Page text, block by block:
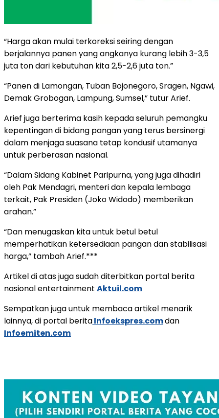
“Harga akan mulai terkoreksi seiring dengan
berjalannya panen yang angkanya kurang lebih 3-3,5
juta ton dari kebutuhan kita 2,5-2,6 juta ton.”
“Panen di Lamongan, Tuban Bojonegoro, Sragen, Ngawi,
Demak Grobogan, Lampung, Sumsel,” tutur Arief.
Arief juga berterima kasih kepada seluruh pemangku
kepentingan di bidang pangan yang terus bersinergi
dalam menjaga suasana tetap kondusif utamanya
untuk perberasan nasional.
“Dalam Sidang Kabinet Paripurna, yang juga dihadiri
oleh Pak Mendagri, menteri dan kepala lembaga
terkait, Pak Presiden (Joko Widodo) memberikan
arahan.”
“Dan menugaskan kita untuk betul betul
memperhatikan ketersediaan pangan dan stabilisasi
harga,” tambah Arief.***
Artikel di atas juga sudah diterbitkan portal berita
nasional entertainment Aktuil.com
Sempatkan juga untuk membaca artikel menarik
lainnya, di portal beritaInfoekspres.comdan
Infoemiten.com